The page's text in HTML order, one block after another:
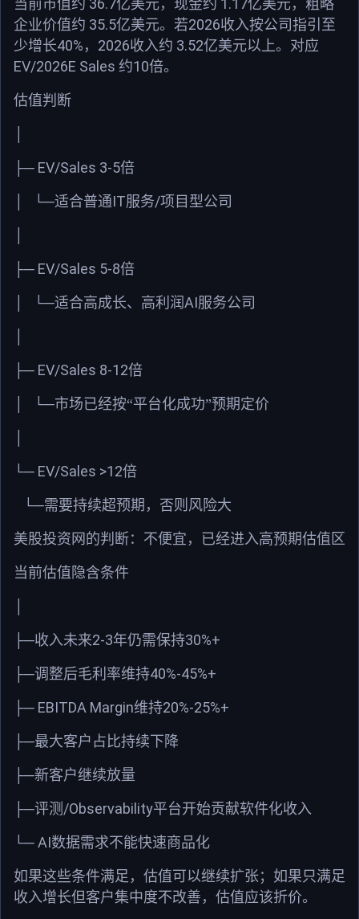
当前市值约 36.7亿美元，现金约 1.17亿美元，粗略
企业价值约 35.5亿美元。若2026收入按公司指引至
少增长40% ， 2026收入约 3.52亿美元以上。对应
EV/2026E Sales 约10倍。
估值判断
├─ EV/Sales 3-5倍
└─适合普通IT服务/项目型公司
├─ EV/Sales 5-8倍
└─适合高成长、高利润AI服务公司
├─ EV/Sales 8-12倍
└─市场已经按“平台化成功”预期定价
└─ EV/Sales >12倍
└─需要持续超预期，否则风险大
美股投资网的判断：不便宜，已经进入高预期估值区
当前估值隐含条件
├─收入未来2-3年仍需保持30%+
├─调整后毛利率维持40%-45%+
├─ EBITDA Margin维持20%-25%+
├─最大客户占比持续下降
├─新客户继续放量
├─评测 /Observability平台开始贡献软件化收入
└─ AI数据需求不能快速商品化
如果这些条件满足，估值可以继续扩张；如果只满足
收入增长但客户集中度不改善，估值应该折价。